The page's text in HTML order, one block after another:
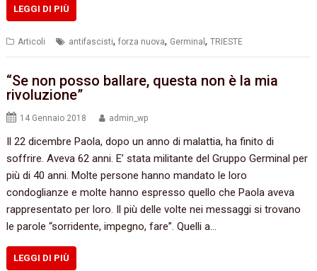
LEGGI DI PIÙ
Articoli antifascisti,forza nuova, Germinal,TRIESTE
“Se non posso ballare, questa non è la mia
rivoluzione”
14 Gennaio 2018 admin_wp
Il 22 dicembre Paola, dopo un anno di malattia, ha finito di
soffrire. Aveva 62 anni. E’ stata militante del Gruppo Germinal per
più di 40 anni. Molte persone hanno mandato le loro
condoglianze e molte hanno espresso quello che Paola aveva
rappresentato per loro. Il più delle volte nei messaggi si trovano
le parole “sorridente, impegno, fare”. Quelli a…
LEGGI DI PIÙ